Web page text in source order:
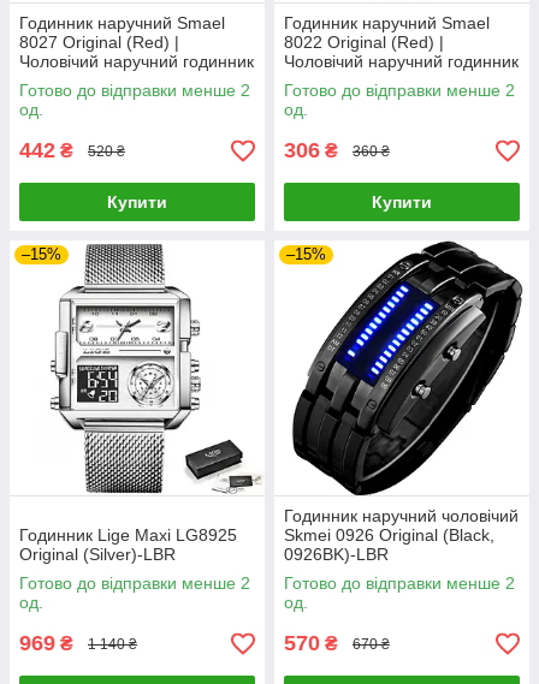
Годинник наручний Smael
8027 Original (Red) |
Чоловічий наручний годинник
Готово до відправки менше 2
од.
442 ₴ 520 ₴
Купити
Годинник наручний Smael
8022 Original (Red) |
Чоловічий наручний годинник
Готово до відправки менше 2
од.
306 ₴ 360 ₴
Купити
–15%
Годинник Lige Maxi LG8925
Original (Silver)-LВR
Готово до відправки менше 2
од.
969 ₴ 1 140 ₴
–15%
Годинник наручний чоловічий
Skmei 0926 Original (Black,
0926BK)-LВR
Готово до відправки менше 2
од.
570 ₴ 670 ₴